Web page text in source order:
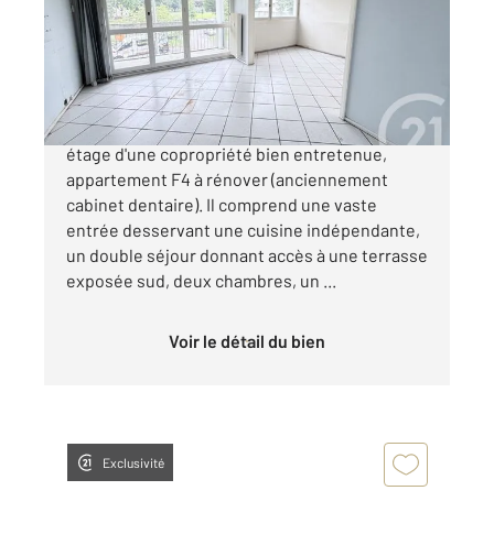
Appartement à vendre
41 000 €
MONTBELIARD - PETITE HOLLANDE Au 1er
étage d'une copropriété bien entretenue,
appartement F4 à rénover (anciennement
cabinet dentaire). Il comprend une vaste
entrée desservant une cuisine indépendante,
un double séjour donnant accès à une terrasse
exposée sud, deux chambres, un ...
Voir le détail du bien
Exclusivité